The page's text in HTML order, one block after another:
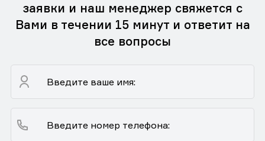
заявки и наш менеджер свяжется с
Вами в течении 15 минут и ответит на
все вопросы